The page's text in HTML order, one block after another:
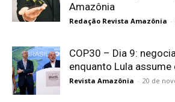
Amazônia
Redação Revista Amazônia -
COP30 – Dia 9:
enquanto Lula
Revista Amazônia - 20 de